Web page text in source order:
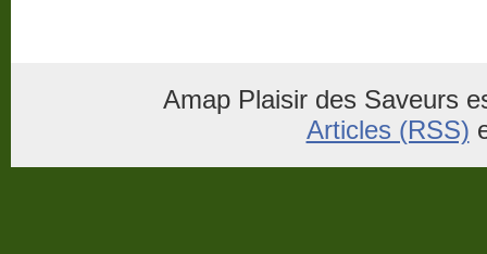
Amap Plaisir des Saveurs
Articles (RSS)